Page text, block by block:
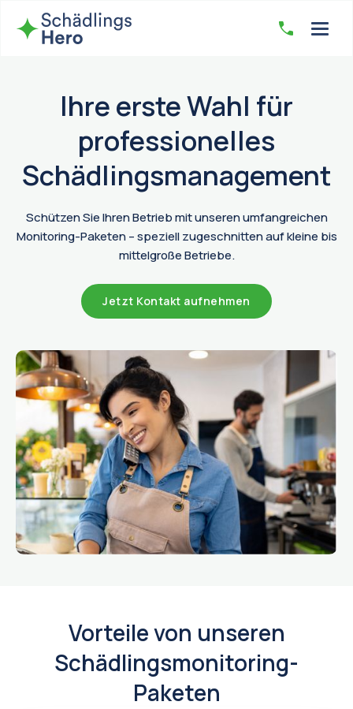
Ihre erste Wahl für
professionelles
Schädlingsmanagement
Schützen Sie Ihren Betrieb mit unseren umfangreichen
Monitoring-Paketen – speziell zugeschnitten auf kleine bis
mittelgroße Betriebe.
Jetzt Kontakt aufnehmen
Vorteile von unseren
Schädlingsmonitoring-
Paketen